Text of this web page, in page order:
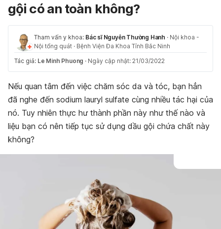
gội có an toàn không?
Tham vấn y khoa: Bác sĩ Nguyễn Thường Hanh · Nội khoa -
Nội tổng quát · Bệnh Viện Đa Khoa Tỉnh Bắc Ninh
Tác giả: Le Minh Phuong · Ngày cập nhật: 21/03/2022
Nếu quan tâm đến việc chăm sóc da và tóc, bạn hẳn
đã nghe đến sodium lauryl sulfate cùng nhiều tác hại của
nó. Tuy nhiên thực hư thành phần này như thế nào và
liệu bạn có nên tiếp tục sử dụng dầu gội chứa chất này
không?